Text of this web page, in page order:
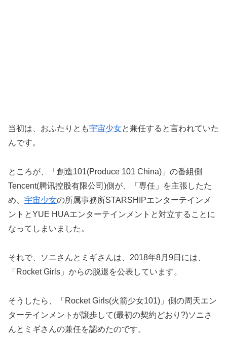
当初は、おふたりとも宇宙少女と兼任すると言われていた
んです。
ところが、「創造101(Produce 101 China)」の番組側
Tencent(腾讯控股有限公司)側が、「専任」を主張したた
め、 宇宙少女の所属事務所STARSHIPエンターテインメ
ントとYUE HUAエンターテインメントと対立することに
なってしまいました。
それで、ソニさんとミギさんは、2018年8月9日には、
「Rocket Girls」からの脱退を公表しています。
そうしたら、「Rocket Girls(火箭少女101)」側の周天エン
ターテインメントが譲歩して(最初の契約どおり?)ソニさ
んとミギさんの兼任を認めたのです。